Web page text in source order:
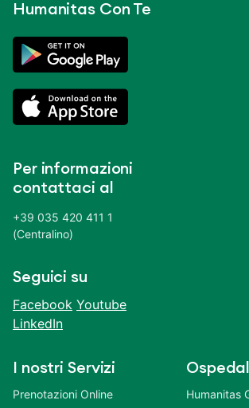
Humanitas Con Te
Per informazioni
contattaci al
+39 035 420 411 1
(Centralino)
Seguici su
Facebook Youtube
LinkedIn
I nostri Servizi
Prenotazioni Online
Humanitas